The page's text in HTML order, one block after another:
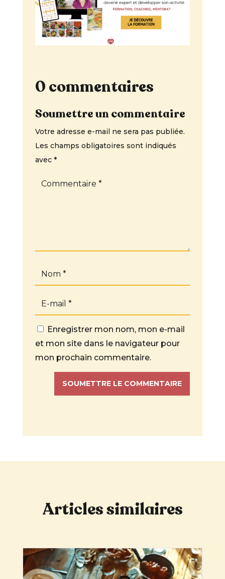
0 commentaires
Soumettre un commentaire
Votre adresse e-mail ne sera pas publiée.
Les champs obligatoires sont indiqués
avec *
Enregistrer mon nom, mon e-mail
et mon site dans le navigateur pour
mon prochain commentaire.
SOUMETTRE LE COMMENTAIRE
Articles similaires